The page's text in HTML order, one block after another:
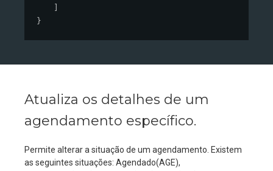
}
Atualiza os detalhes de um
agendamento específico.
Permite alterar a situação de um agendamento. Existem
as seguintes situações: Agendado(AGE),